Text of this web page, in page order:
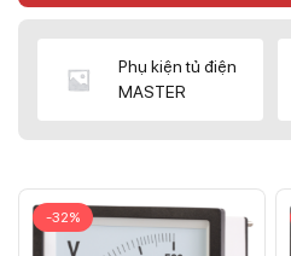
Phụ kiện tủ điện
MASTER
-32%